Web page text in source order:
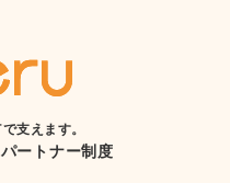
支えます。
パートナー制度